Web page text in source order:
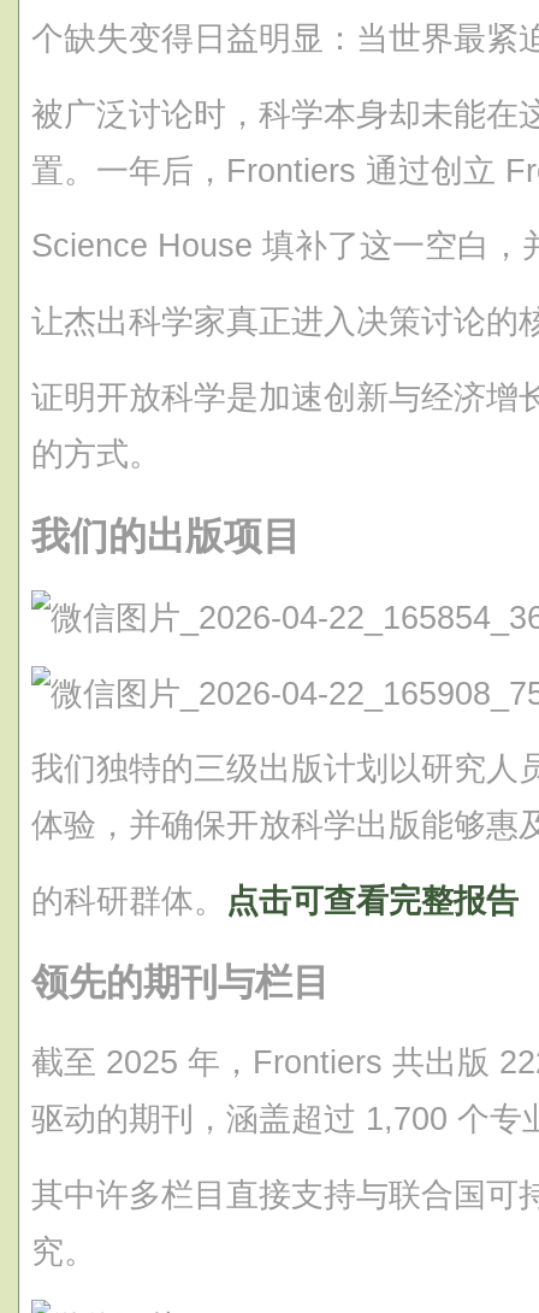
个缺失变得日益明显：当世界最紧
被广泛讨论时，科学本身却未能在
置。一年后，Frontiers 通过创立
Science House 填补了这一空白，
让杰出科学家真正进入决策讨论的
证明开放科学是加速创新与经济增
的方式。
我们的出版项目
我们独特的三级出版计划以研究人
体验，并确保开放科学出版能够惠
的科研群体。 点击可查看完整报告
领先的期刊与栏目
截至 2025 年，Frontiers 共出版
驱动的期刊，涵盖超过 1,700 个专
其中许多栏目直接支持与联合国可
究。